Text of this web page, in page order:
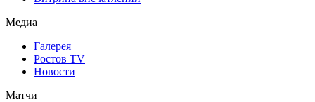
Медиа
Галерея
Ростов TV
Новости
Матчи